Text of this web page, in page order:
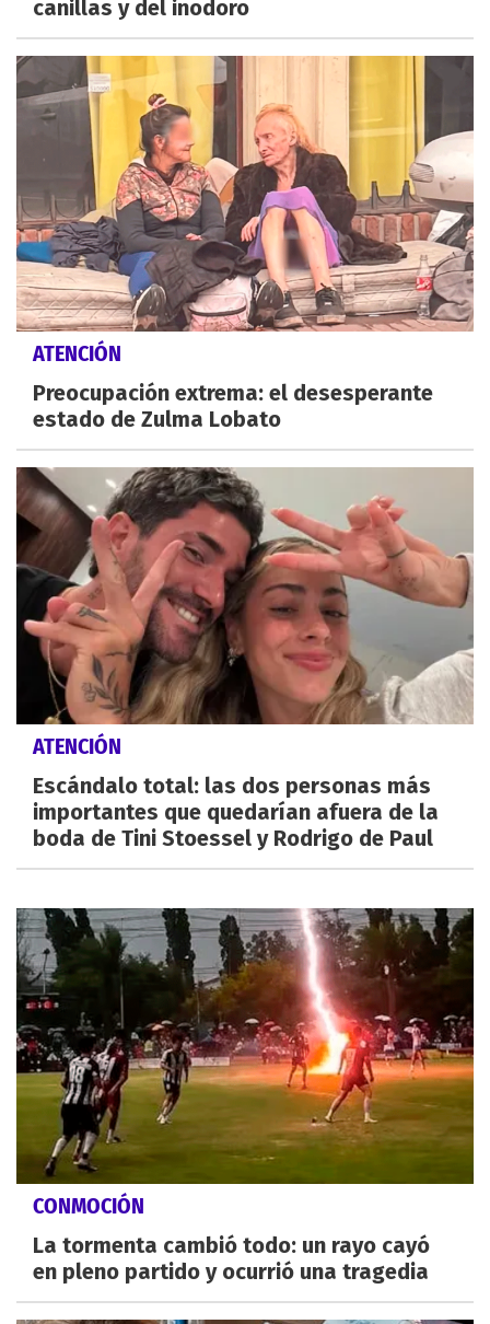
canillas y del inodoro
ATENCIÓN
Preocupación extrema: el desesperante
estado de Zulma Lobato
ATENCIÓN
Escándalo total: las dos personas más
importantes que quedarían afuera de la
boda de Tini Stoessel y Rodrigo de Paul
CONMOCIÓN
La tormenta cambió todo: un rayo cayó
en pleno partido y ocurrió una tragedia